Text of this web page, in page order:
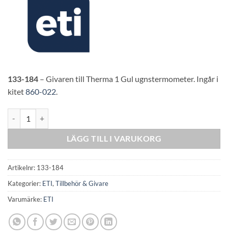
133-184 – Givaren till Therma 1 Gul ugnstermometer. Ingår i
kitet860-022.
LÄGG TILL I VARUKORG
Artikelnr: 133-184
Kategorier: ETI, Tillbehör & Givare
Varumärke: ETI